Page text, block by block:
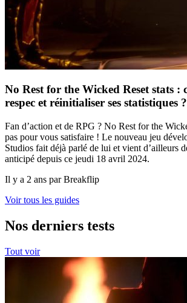
No Rest for the Wicked Reset stats :
respec et réinitialiser ses statistiques ?
Fan d’action et de RPG ? No Rest for the
pas pour vous satisfaire ! Le nouveau jeu
Studios fait déjà parlé de lui et vient d’ailleurs
anticipé depuis ce jeudi 18 avril 2024.
Il y a 2 ans par Breakflip
Voir tous les guides
Nos derniers tests
Tout voir